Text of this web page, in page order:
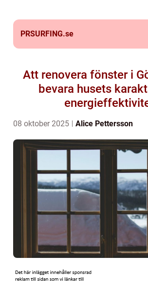
PRSURFING.se
Att renovera fönster i
bevara husets
08 oktober 2025 Alice Pettersson